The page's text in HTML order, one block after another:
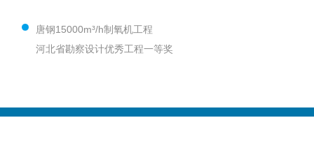
唐钢15000m³/h制氧机工程
河北省勘察设计优秀工程一等奖